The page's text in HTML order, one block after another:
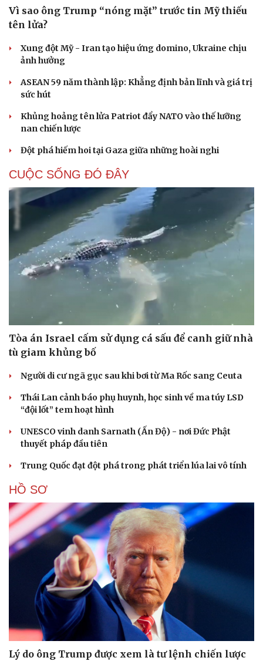
Du lịch
Tư vấn
check-in
Podcast
Cửa sổ tình yêu
Hạt giống tâm hồn
Vì sao ông Trump “nóng mặt” trước tin Mỹ thiếu
tên lửa?
Xung đột Mỹ - Iran tạo hiệu ứng domino, Ukraine chịu
ảnh hưởng
ASEAN 59 năm thành lập: Khẳng định bản lĩnh và giá trị
sức hút
Khủng hoảng tên lửa Patriot đẩy NATO vào thế lưỡng
nan chiến lược
Đột phá hiếm hoi tại Gaza giữa những hoài nghi
CUỘC SỐNG ĐÓ ĐÂY
Tòa án Israel cấm sử dụng cá sấu để canh giữ nhà
tù giam khủng bố
Người di cư ngã gục sau khi bơi từ Ma Rốc sang Ceuta
Thái Lan cảnh báo phụ huynh, học sinh về ma túy LSD
“đội lốt” tem hoạt hình
UNESCO vinh danh Sarnath (Ấn Độ) - nơi Đức Phật
thuyết pháp đầu tiên
Trung Quốc đạt đột phá trong phát triển lúa lai vô tính
HỒ SƠ
Lý do ông Trump được xem là tư lệnh chiến lược